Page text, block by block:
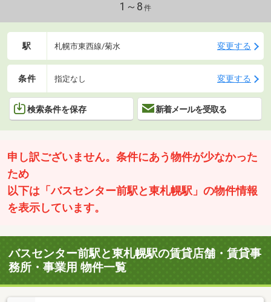
1～8 件
駅 札幌市東西線/菊水 変更する
条件 指定なし 変更する
検索条件を保存 新着メールを受取る
申し訳ございません。条件にあう物件が少なかった
ため
以下は「バスセンター前駅と東札幌駅」の物件情報
を表示しています。
バスセンター前駅と東札幌駅の賃貸店舗・賃貸事
務所・事業用 物件一覧